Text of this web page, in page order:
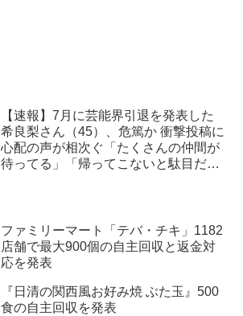
【速報】7月に芸能界引退を発表した
希良梨さん（45）、危篤か 衝撃投稿に
心配の声が相次ぐ「たくさんの仲間が
待ってる」「帰ってこないと駄目だ
ファミリーマート「テバ・チキ」1182
店舗で最大900個の自主回収と返金対
応を発表
『日清の関西風お好み焼 ぶた玉』500
食の自主回収を発表